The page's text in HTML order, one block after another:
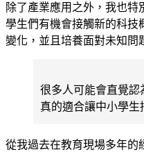
除了產業應用之外，我也特
學生們有機會接觸新的科技
變化，並且培養面對未知問
很多人可能會直覺認
真的適合讓中小學生
從我過去在教育現場多年的